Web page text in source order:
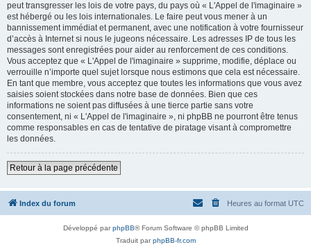
peut transgresser les lois de votre pays, du pays où « L'Appel de l'imaginaire »
est hébergé ou les lois internationales. Le faire peut vous mener à un
bannissement immédiat et permanent, avec une notification à votre fournisseur
d’accès à Internet si nous le jugeons nécessaire. Les adresses IP de tous les
messages sont enregistrées pour aider au renforcement de ces conditions.
Vous acceptez que « L'Appel de l'imaginaire » supprime, modifie, déplace ou
verrouille n’importe quel sujet lorsque nous estimons que cela est nécessaire.
En tant que membre, vous acceptez que toutes les informations que vous avez
saisies soient stockées dans notre base de données. Bien que ces
informations ne soient pas diffusées à une tierce partie sans votre
consentement, ni « L'Appel de l'imaginaire », ni phpBB ne pourront être tenus
comme responsables en cas de tentative de piratage visant à compromettre
les données.
Retour à la page précédente
Index du forum Heures au format UTC
Développé parphpBB® Forum Software © phpBB Limited
Traduit parphpBB-fr.com